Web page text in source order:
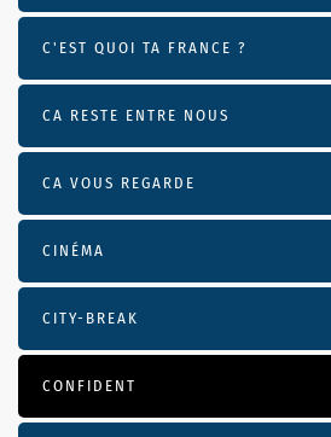
C'EST QUOI TA FRANCE ?
CA RESTE ENTRE NOUS
CA VOUS REGARDE
CINÉMA
CITY-BREAK
CONFIDENT